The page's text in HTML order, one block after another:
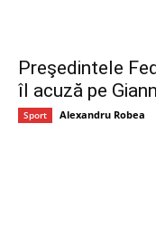
Preşedintele
îl acuză pe
Sport Alexandru Robea